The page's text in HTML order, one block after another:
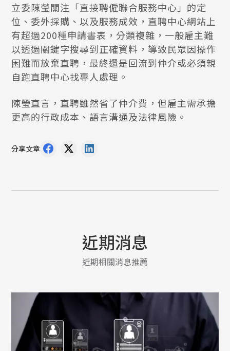
立委陳瑩關注「直接聘僱聯合服務中心」的定
位、委外採購、以及服務成效，直聘中心網站上
有超過200種申請書表，分類複雜，一般雇主難
以透過關鍵字搜尋到正確資料，導致民眾因操作
困難而放棄直聘，最終還是回流到仲介或必須親
自跑直聘中心找專人處理。
陳瑩直言，直聘雖然省了仲介費，但雇主需承擔
更高的行政成本、語言溝通及法律風險。
分享文章
近期消息
近期相關消息推薦